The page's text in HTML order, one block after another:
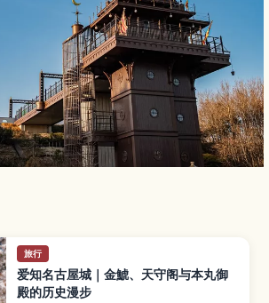
旅行
爱知名古屋城｜金鯱、天守阁与本丸御
殿的历史漫步